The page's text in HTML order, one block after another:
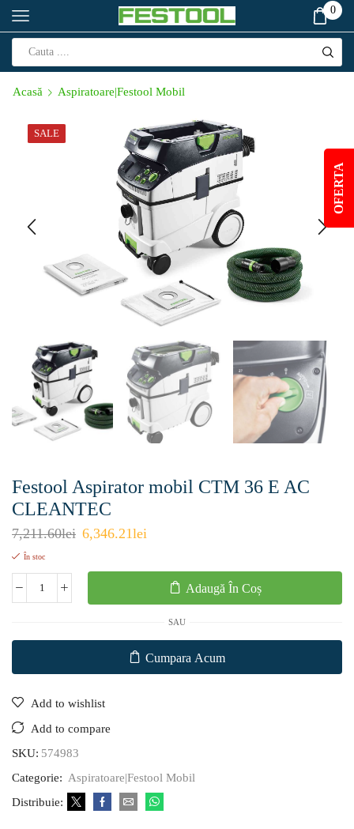
0
Acasă Aspiratoare|Festool Mobil
SALE
Festool Aspirator mobil CTM 36 E AC
CLEANTEC
7,211.60lei 6,346.21lei
În stoc
Adaugă În Coș
SAU
Cumpara Acum
Add to wishlist
Add to compare
SKU: 574983
Categorie: Aspiratoare|Festool Mobil
Distribuie:
OFERTA